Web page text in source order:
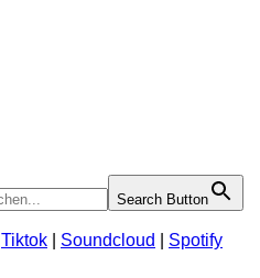
Search Button
Tiktok Soundcloud Spotify